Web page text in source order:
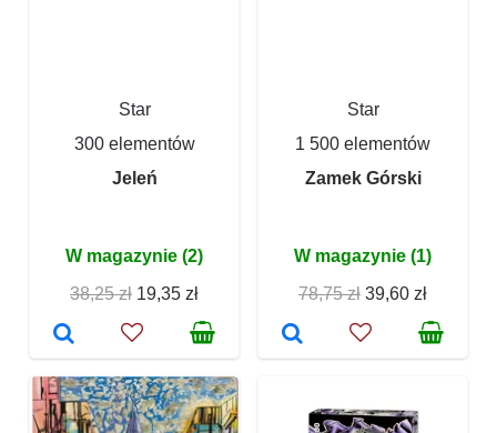
Star
300 elementów
Jeleń
W magazynie (2)
38,25 zł 19,35 zł
Star
1 500 elementów
Zamek Górski
W magazynie (1)
78,75 zł 39,60 zł